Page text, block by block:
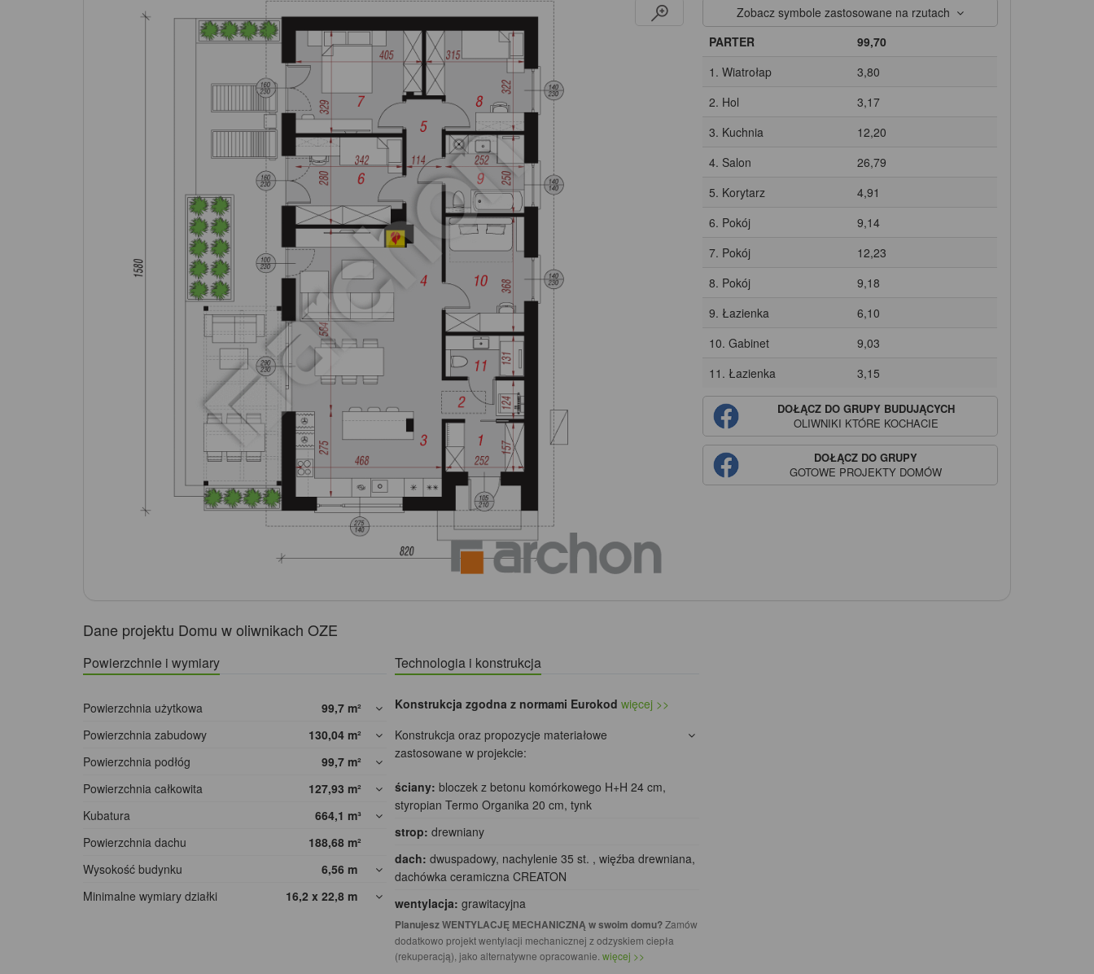
Zobacz symbole zastosowane na rzutach
PARTER
99,70
1. Wiatrołap
3,80
2. Hol
3,17
3. Kuchnia
12,20
4. Salon
26,79
5. Korytarz
4,91
6. Pokój
9,14
7. Pokój
12,23
8. Pokój
9,18
9. Łazienka
6,10
10. Gabinet
9,03
11. Łazienka
3,15
DOŁĄCZ DO GRUPY BUDUJĄCYCH
OLIWNIKI KTÓRE KOCHACIE
DOŁĄCZ DO GRUPY
GOTOWE PROJEKTY DOMÓW
Dane projektu Domu w oliwnikach OZE
Powierzchnie i wymiary
Powierzchnia użytkowa 99,7 m²
Powierzchnia zabudowy
130,04 m²
Powierzchnia podłóg
99,7 m²
Powierzchnia całkowita
127,93 m²
Kubatura
664,1 m³
Powierzchnia dachu
188,68 m²
Wysokość budynku
6,56 m
Minimalne wymiary działki
16,2 x 22,8 m
Technologia i konstrukcja
Konstrukcja zgodna z normami Eurokod więcej >>
Konstrukcja oraz propozycje materiałowe
zastosowane w projekcie:
ściany: bloczek z betonu komórkowego H+H 24 cm,
styropian Termo Organika 20 cm, tynk
strop: drewniany
dach: dwuspadowy, nachylenie 35 st. , więźba drewniana,
dachówka ceramiczna CREATON
wentylacja: grawitacyjna
Planujesz WENTYLACJĘ MECHANICZNĄ w swoim domu?Zamów
dodatkowo projekt wentylacji mechanicznej z odzyskiem ciepła
(rekuperacją), jako alternatywne opracowanie.więcej >>